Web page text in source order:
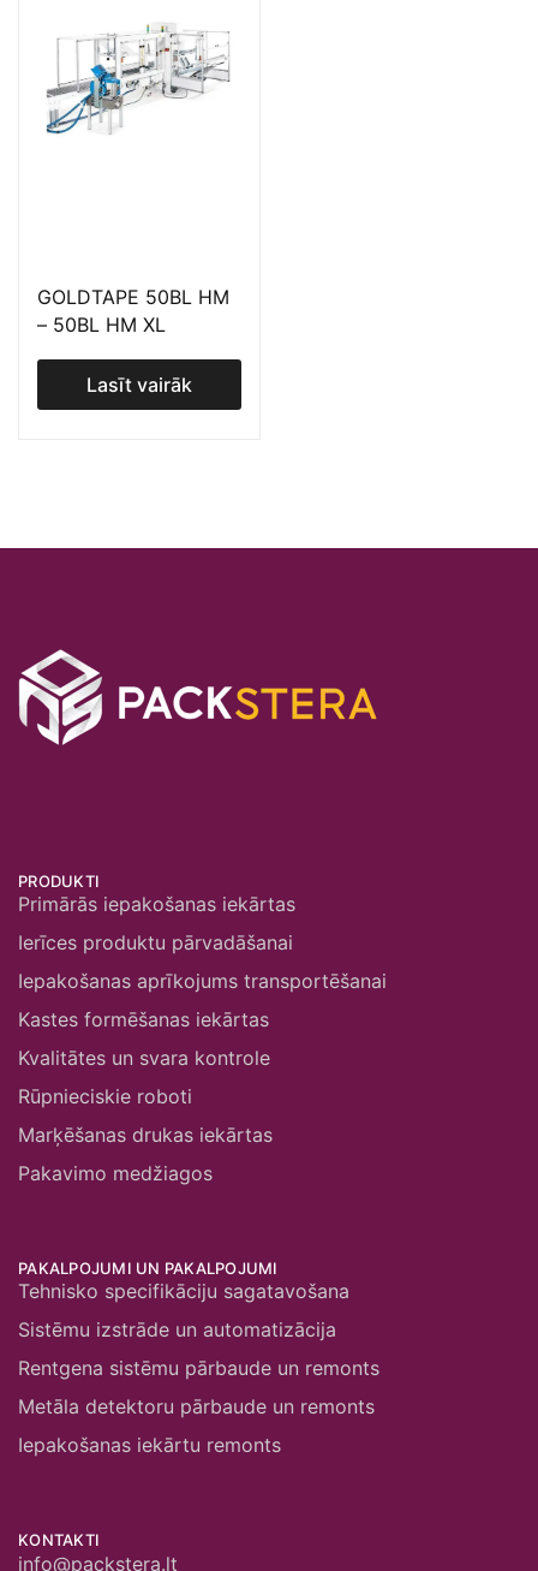
GOLDTAPE 50BL HM
– 50BL HM XL
Lasīt vairāk
PRODUKTI
Primārās iepakošanas iekārtas
Ierīces produktu pārvadāšanai
Iepakošanas aprīkojums transportēšanai
Kastes formēšanas iekārtas
Kvalitātes un svara kontrole
Rūpnieciskie roboti
Marķēšanas drukas iekārtas
Pakavimo medžiagos
PAKALPOJUMI UN PAKALPOJUMI
Tehnisko specifikāciju sagatavošana
Sistēmu izstrāde un automatizācija
Rentgena sistēmu pārbaude un remonts
Metāla detektoru pārbaude un remonts
Iepakošanas iekārtu remonts
KONTAKTI
info@packstera.lt